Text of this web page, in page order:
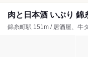
肉と日本酒 いぶり 錦
錦糸町駅 151m / 居酒屋、牛